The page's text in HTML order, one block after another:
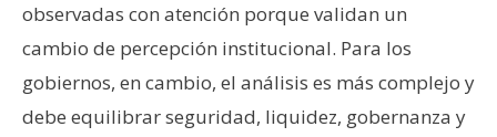
observadas con atención porque validan un
cambio de percepción institucional. Para los
gobiernos, en cambio, el análisis es más complejo y
debe equilibrar seguridad, liquidez, gobernanza y